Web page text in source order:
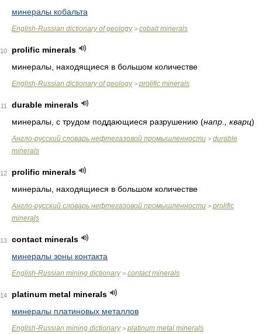
минералы кобальта
English-Russian dictionary of geology> cobalt minerals
10
prolific minerals
минералы, находящиеся в большом количестве
English-Russian dictionary of geology> prolific minerals
11
durable minerals
минералы, с трудом поддающиеся разрушению (напр., кварц)
Англо-русский словарь нефтегазовой промышленности > durable
minerals
12
prolific minerals
минералы, находящиеся в большом количестве
Англо-русский словарь нефтегазовой промышленности > prolific
minerals
13
contact minerals
минералы зоны контакта
English-Russian mining dictionary> contact minerals
14
platinum metal minerals
минералы платиновых металлов
English-Russian mining dictionary> platinum metal minerals